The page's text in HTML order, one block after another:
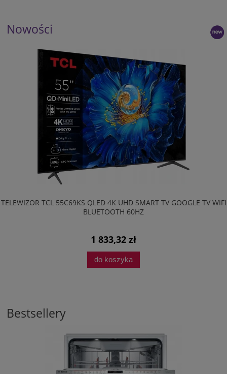
Nowości
TELEWIZOR TCL 55C69KS QLED 4K UHD SMART TV GOOGLE TV WIFI
BLUETOOTH 60HZ
1 833,32 zł
do koszyka
Bestsellery